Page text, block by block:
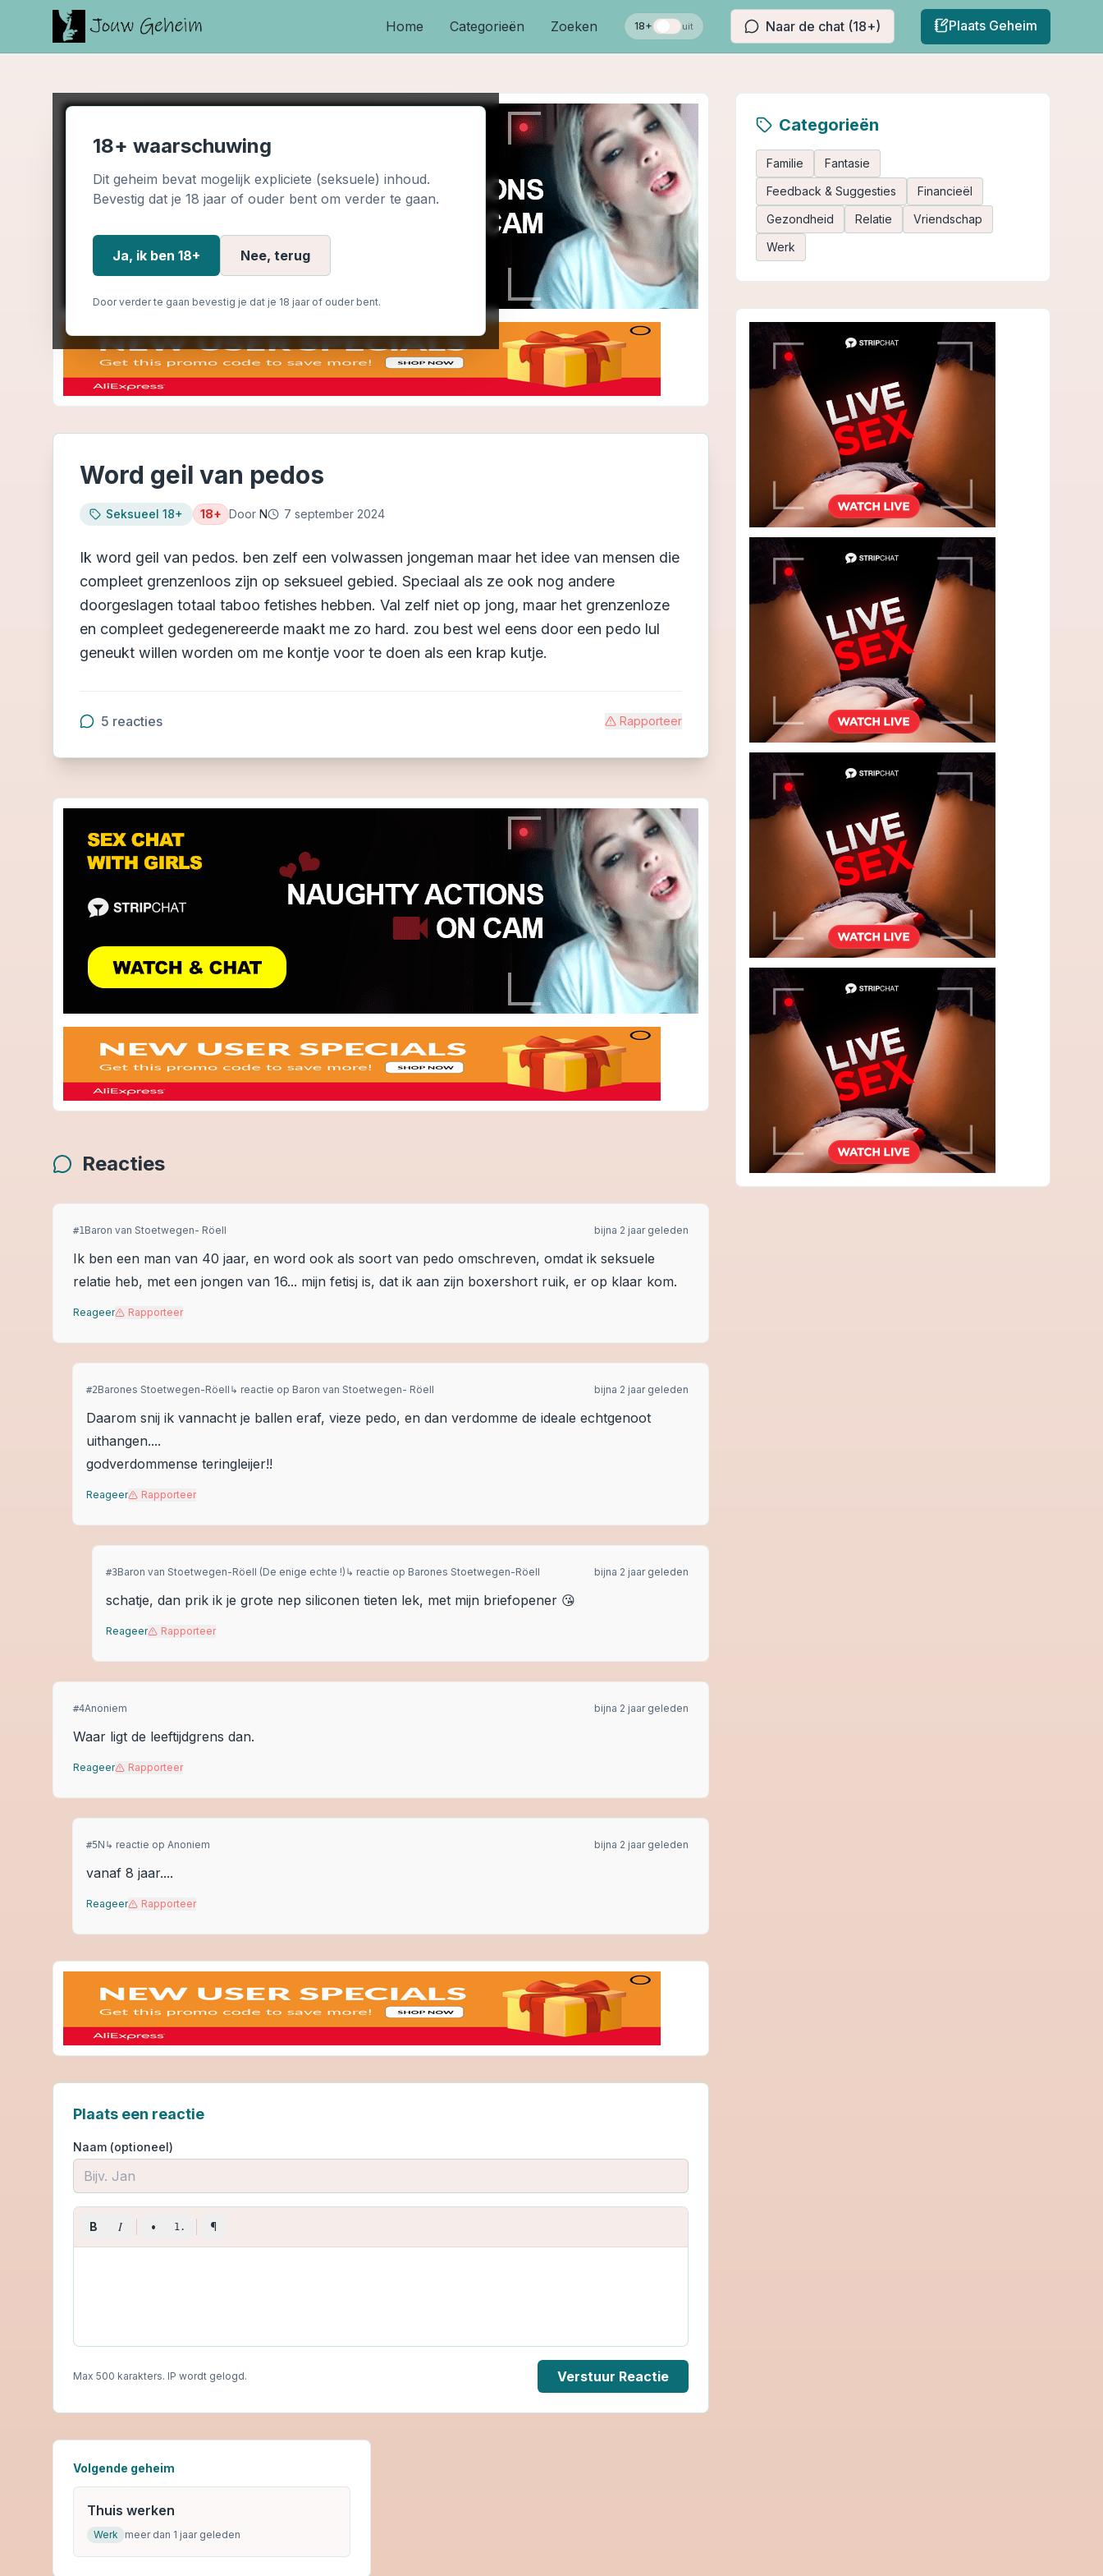
Home Categorieën Zoeken 18+ uit Naar de chat (18+) Plaats Geheim
18+ waarschuwing
Dit geheim bevat mogelijk expliciete (seksuele) inhoud.
Bevestig dat je 18 jaar of ouder bent om verder te gaan.
Ja, ik ben 18+ Nee, terug
Door verder te gaan bevestig je dat je 18 jaar of ouder bent.
Word geil van pedos
Seksueel 18+ 18+ Door N 7 september 2024
Ik word geil van pedos. ben zelf een volwassen jongeman maar het idee van mensen die
compleet grenzenloos zijn op seksueel gebied. Speciaal als ze ook nog andere
doorgeslagen totaal taboo fetishes hebben. Val zelf niet op jong, maar het grenzenloze
en compleet gedegenereerde maakt me zo hard. zou best wel eens door een pedo lul
geneukt willen worden om me kontje voor te doen als een krap kutje.
5 reacties Rapporteer
Reacties
#1Baron van Stoetwegen- Röell bijna 2 jaar geleden
Ik ben een man van 40 jaar, en word ook als soort van pedo omschreven, omdat ik seksuele
relatie heb, met een jongen van 16... mijn fetisj is, dat ik aan zijn boxershort ruik, er op klaar kom.
Reageer Rapporteer
#2Barones Stoetwegen-Röell ↳ reactie op Baron van Stoetwegen- Röell bijna 2 jaar geleden
Daarom snij ik vannacht je ballen eraf, vieze pedo, en dan verdomme de ideale echtgenoot
uithangen....
godverdommense teringleijer!!
Reageer Rapporteer
#3Baron van Stoetwegen-Röell (De enige echte !) ↳ reactie op Barones Stoetwegen-Röell bijna 2 jaar geleden
schatje, dan prik ik je grote nep siliconen tieten lek, met mijn briefopener 😘
Reageer Rapporteer
#4Anoniem bijna 2 jaar geleden
Waar ligt de leeftijdgrens dan.
Reageer Rapporteer
#5N ↳ reactie op Anoniem bijna 2 jaar geleden
vanaf 8 jaar....
Reageer Rapporteer
Plaats een reactie
Naam (optioneel)
B I • 1. ¶
Max 500 karakters. IP wordt gelogd. Verstuur Reactie
Volgende geheim
Thuis werken
Werk meer dan 1 jaar geleden
Categorieën
Familie
Fantasie
Feedback & Suggesties
Financieël
Gezondheid
Relatie
Vriendschap
Werk